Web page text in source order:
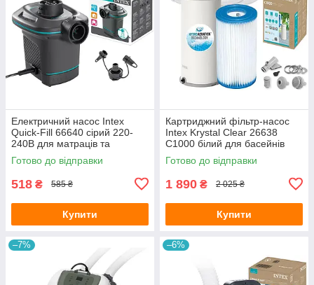
Електричний насос Intex
Quick-Fill 66640 сірий 220-
240В для матраців та
басейнів з 3 насадками
Готово до відправки
518 ₴ 585 ₴
Купити
Картриджний фільтр-насос
Intex Krystal Clear 26638
C1000 білий для басейнів
427-488см до 17000л з
картриджем типу A
Готово до відправки
1 890 ₴ 2 025 ₴
Купити
–7% –6%